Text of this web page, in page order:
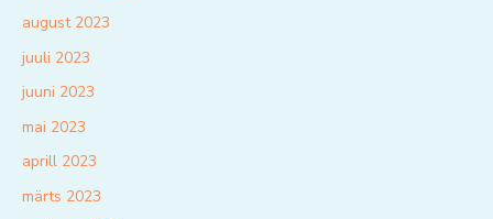
august 2023
juuli 2023
juuni 2023
mai 2023
aprill 2023
märts 2023